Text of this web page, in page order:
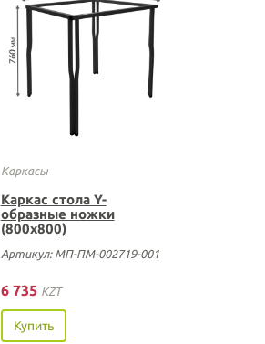
Каркасы
Каркас стола Y-
образные ножки
(800х800)
Артикул: МП-ПМ-002719-001
6 735 KZT
Купить